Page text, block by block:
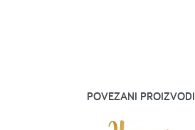
POVEZANI PROIZVODI